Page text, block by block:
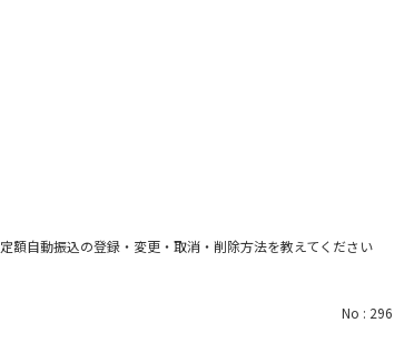
定額自動振込の登録・変更・取消・削除方法を教えてください
No : 296